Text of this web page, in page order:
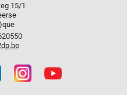
15/1